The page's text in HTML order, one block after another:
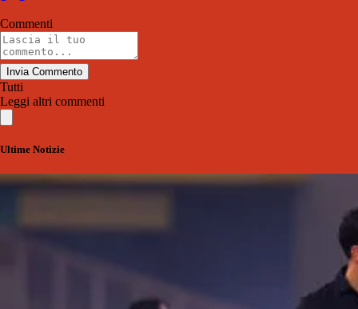
Commenti
Invia Commento
Tutti
Leggi altri commenti
Ultime Notizie